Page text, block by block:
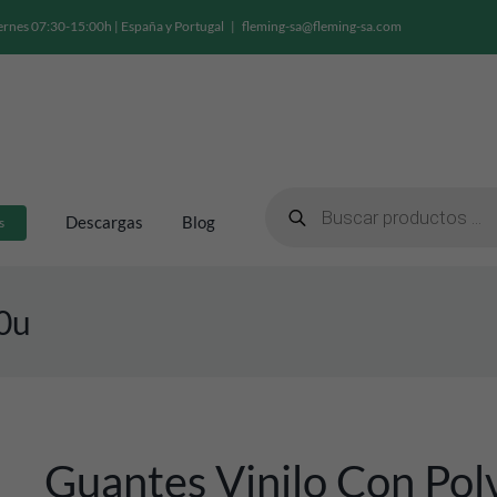
07:30-15:00h | España y Portugal | fleming-sa@fleming-sa.com
Descargas Blog
productos
Guantes Vinilo Con